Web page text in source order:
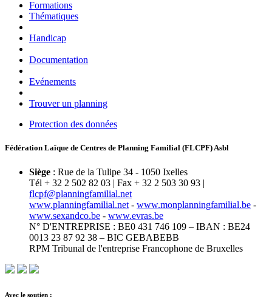
Formations
Thématiques
Handicap
Documentation
Evénements
Trouver un planning
Protection des données
Fédération Laïque de Centres de Planning Familial (FLCPF) Asbl
Siège : Rue de la Tulipe 34 - 1050 Ixelles
Tél + 32 2 502 82 03 | Fax + 32 2 503 30 93 |
flcpf@planningfamilial.net
www.planningfamilial.net - www.monplanningfamilial.be -
www.sexandco.be - www.evras.be
N° D'ENTREPRISE : BE0 431 746 109 – IBAN : BE24
0013 23 87 92 38 – BIC GEBABEBB
RPM Tribunal de l'entreprise Francophone de Bruxelles
Avec le soutien :